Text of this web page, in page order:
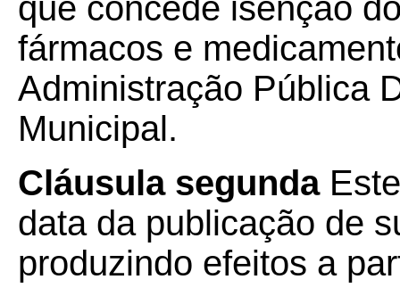
que concede isenção
fármacos e
Administração Pública
Municipal.
Cláusula segunda
data da publicação de
produzindo efeitos a